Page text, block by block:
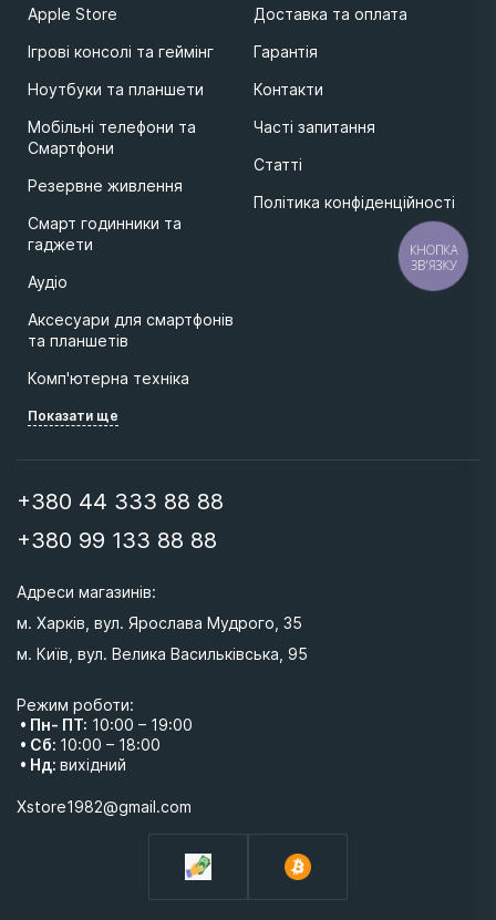
Apple Store
Ігрові консолі та геймінг
Ноутбуки та планшети
Мобільні телефони та
Смартфони
Резервне живлення
Смарт годинники та
гаджети
Аудіо
Аксесуари для смартфонів
та планшетів
Комп'ютерна техніка
Показати ще
Доставка та оплата
Гарантія
Контакти
Часті запитання
Статті
Політика конфіденційності
+380 44 333 88 88
+380 99 133 88 88
Адреси магазинів:
м. Харків, вул. Ярослава Мудрого, 35
м. Київ, вул. Велика Васильківська, 95
Режим роботи:
• Пн- ПТ: 10:00 – 19:00
• Сб: 10:00 – 18:00
• Нд: вихідний
Xstore1982@gmail.com
КНОПКА
ЗВ'ЯЗКУ